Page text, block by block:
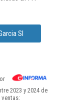
Sl
2023 y 2024 de